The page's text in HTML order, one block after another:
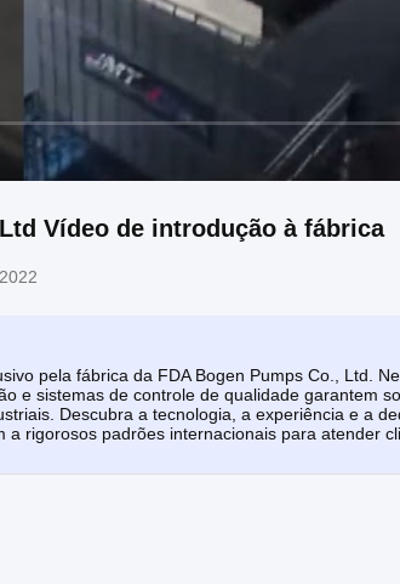
Vídeo de introdução à fábrica
pela fábrica da FDA Bogen Pumps Co., Ltd.
e sistemas de controle de qualidade garantem
Descubra a tecnologia, a experiência e a
a rigorosos padrões internacionais para atender